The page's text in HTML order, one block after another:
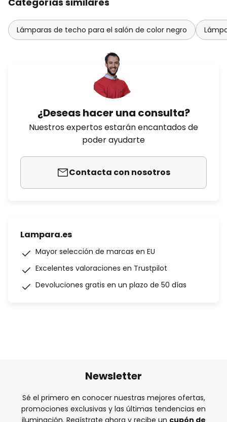
Lámparas de techo para el salón de color negro
¿Deseas hacer una consulta?
Nuestros expertos estarán encantados de
poder ayudarte
Contacta con nosotros
Lampara.es
Mayor selección de marcas en EU
Excelentes valoraciones en Trustpilot
Devoluciones gratis en un plazo de 50 días
Newsletter
Sé el primero en conocer nuestras mejores ofertas,
promociones exclusivas y las últimas tendencias en
iluminación. Regístrate ahora y recibe un cupón de